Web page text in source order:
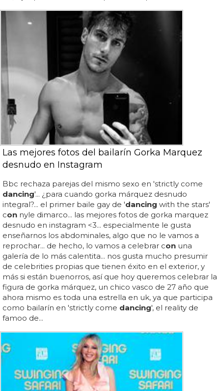
Las mejores fotos del bailarín Gorka Marquez
desnudo en Instagram
Bbc rechaza parejas del mismo sexo en 'strictly come
dancing'... ¿para cuando gorka márquez desnudo
integral?... el primer baile gay de 'dancing with the stars'
con nyle dimarco... las mejores fotos de gorka marquez
desnudo en instagram <3... especialmente le gusta
enseñarnos los abdominales, algo que no le vamos a
reprochar... de hecho, lo vamos a celebrar con una
galería de lo más calentita... nos gusta mucho presumir
de celebrities propias que tienen éxito en el exterior, y
más si están buenorros, así que hoy queremos celebrar la
figura de gorka márquez, un chico vasco de 27 año que
ahora mismo es toda una estrella en uk, ya que participa
como bailarín en 'strictly come dancing', el reality de
famoo de...